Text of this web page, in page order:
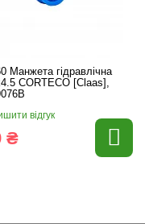
Манжета гідравлічна
CORTECO [Claas],
відгук
₴